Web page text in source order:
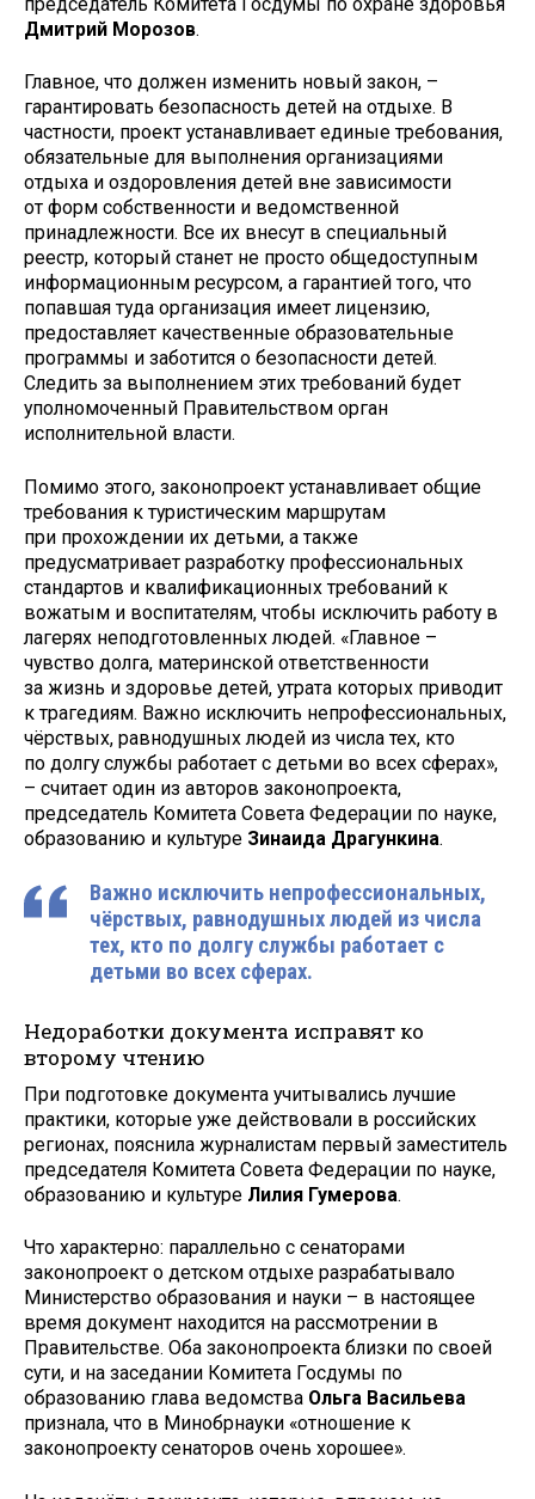
Дмитрий Морозов.
Главное, что должен изменить новый закон, –
гарантировать безопасность детей на отдыхе. В
частности, проект устанавливает единые требования,
обязательные для выполнения организациями
отдыха и оздоровления детей вне зависимости
от форм собственности и ведомственной
принадлежности. Все их внесут в специальный
реестр, который станет не просто общедоступным
информационным ресурсом, а гарантией того, что
попавшая туда организация имеет лицензию,
предоставляет качественные образовательные
программы и заботится о безопасности детей.
Следить за выполнением этих требований будет
уполномоченный Правительством орган
исполнительной власти.
Помимо этого, законопроект устанавливает общие
требования к туристическим маршрутам
при прохождении их детьми, а также
предусматривает разработку профессиональных
стандартов и квалификационных требований к
вожатым и воспитателям, чтобы исключить работу в
лагерях неподготовленных людей. «Главное –
чувство долга, материнской ответственности
за жизнь и здоровье детей, утрата которых приводит
к трагедиям. Важно исключить непрофессиональных,
чёрствых, равнодушных людей из числа тех, кто
по долгу службы работает с детьми во всех сферах»,
– считает один из авторов законопроекта,
председатель Комитета Совета Федерации по науке,
образованию и культуре Зинаида Драгункина.
Важно исключить непрофессиональных,
чёрствых, равнодушных людей из числа
тех, кто по долгу службы работает с
детьми во всех сферах.
Недоработки документа исправят ко
второму чтению
При подготовке документа учитывались лучшие
практики, которые уже действовали в российских
регионах, пояснила журналистам первый заместитель
председателя Комитета Совета Федерации по науке,
образованию и культуре Лилия Гумерова.
Что характерно: параллельно с сенаторами
законопроект о детском отдыхе разрабатывало
Министерство образования и науки – в настоящее
время документ находится на рассмотрении в
Правительстве. Оба законопроекта близки по своей
сути, и на заседании Комитета Госдумы по
образованию глава ведомства Ольга Васильева
признала, что в Минобрнауки «отношение к
законопроекту сенаторов очень хорошее».